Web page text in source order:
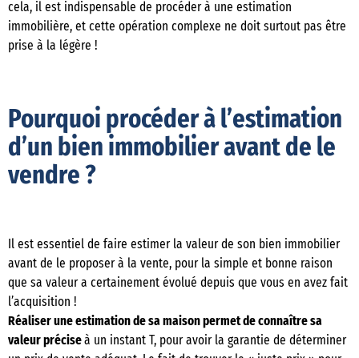
cela, il est indispensable de procéder à une estimation
immobilière, et cette opération complexe ne doit surtout pas être
prise à la légère !
Pourquoi procéder à l’estimation
d’un bien immobilier avant de le
vendre ?
Il est essentiel de faire estimer la valeur de son bien immobilier
avant de le proposer à la vente, pour la simple et bonne raison
que sa valeur a certainement évolué depuis que vous en avez fait
l’acquisition !
Réaliser une estimation de sa maison permet de connaître sa
valeur préciseà un instant T, pour avoir la garantie de déterminer